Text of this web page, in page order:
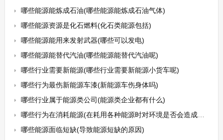
哪些能源能炼成石油(哪些能源能炼成石油气体)
哪些能源资源是化石燃料(化石类能源包括)
哪些能源能用来发射武器(哪些可以发电)
哪些能源能替代汽油(哪些能源能替代汽油呢)
哪些行业需要新能源(哪些行业需要新能源小货车呢)
哪些行为最伤新能源车漆(新能源车伤身体吗)
哪些行业属于能源类公司(能源类企业都有什么)
哪些行为在消耗能源(在耗用各种能源时对环境是否会造成破坏)
哪些能源面临短缺(导致能源短缺的原因)